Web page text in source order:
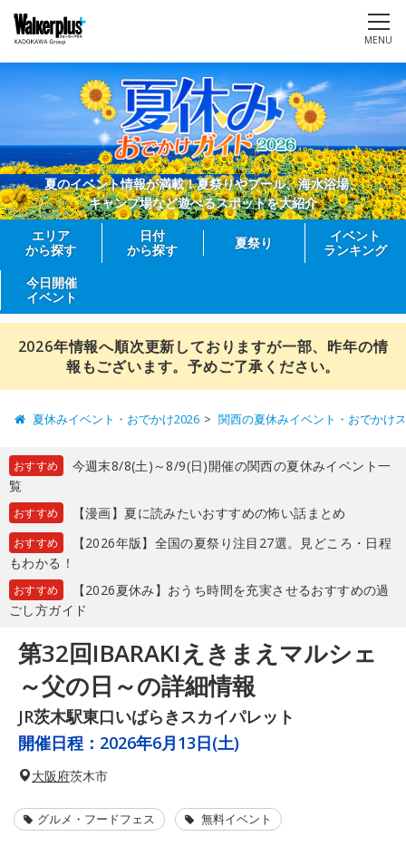
MENU
夏のイベント情報が満載！夏祭りやプール、海水浴場、
キャンプ場など遊べるスポットを大紹介
エリア
から探す
日付
から探す
夏祭り
イベント
ランキング
今日開催
イベント
2026年情報へ順次更新しておりますが一部、昨年の情
報もございます。予めご了承ください。
夏休みイベント・おでかけ2026 関西の夏休みイベント・おでかけ
おすすめ
今週末8/8(土)～8/9(日)開催の関西の夏休みイベント一
覧
おすすめ 【漫画】夏に読みたいおすすめの怖い話まとめ
おすすめ
【2026年版】全国の夏祭り注目27選。見どころ・日程
もわかる！
おすすめ
【2026夏休み】おうち時間を充実させるおすすめの過
ごし方ガイド
第32回IBARAKIえきまえマルシェ
～父の日～の詳細情報
JR茨木駅東口いばらきスカイパレット
開催日程： 2026年6月13日(土)
大阪府茨木市
グルメ・フードフェス 無料イベント